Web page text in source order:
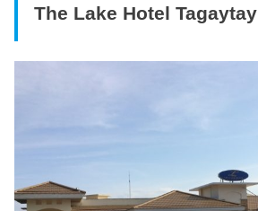
The Lake Hotel Tagaytay